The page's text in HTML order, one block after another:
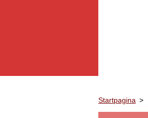
Startpagina >